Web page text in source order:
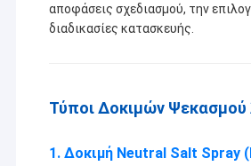
Προϊόντα
Σχετικά με εμάς
αποφάσεις σχεδιασμού, την
διαδικασίες κατασκευής.
Τύποι Δοκιμών
1. Δοκιμή Neutral Salt Spray
καθιερώνεται το 2013, είναι ένα
υλικού βιδών ενσωματώνοντας την Ε&Α,
συσκευές, το θερμαντικό σώμα